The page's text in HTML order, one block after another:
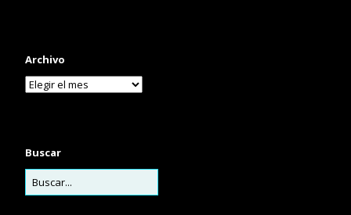
Archivo
Buscar